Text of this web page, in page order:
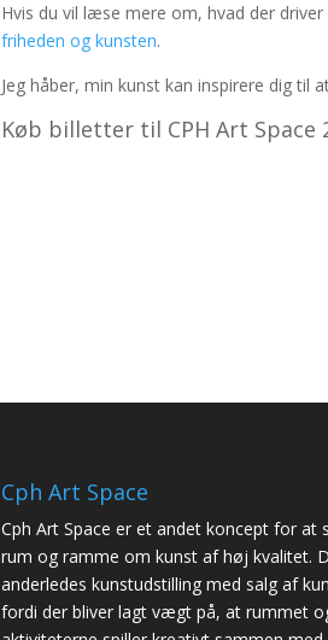
Hvis du vil læse mere om, hvad der
friheden og kunsten.
Jeg håber, min kunst kan inspirere dig til
Køb billetter til CPH Art Space
Cph Art Space
Cph Art Space er et andet koncept for at
rum og ramme om kunst af høj kvalitet.
anderledes kunstudstilling med salg af
fordi der bliver lagt vægt på, at rummet